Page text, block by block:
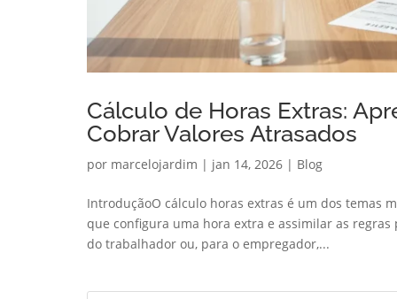
Cálculo de Horas Extras:
Cobrar Valores Atrasados
por marcelojardim | jan 14, 2026 | Blog
IntroduçãoO cálculo horas extras é um dos temas
que configura uma hora extra e assimilar as
do trabalhador ou, para o empregador,...